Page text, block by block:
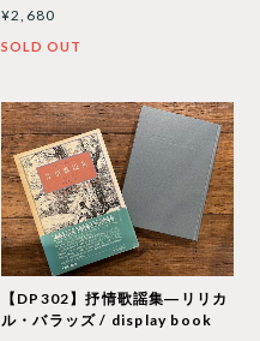
¥2,680
SOLD OUT
【DP302】抒情歌謡集―リリカ
ル・バラッズ / display book